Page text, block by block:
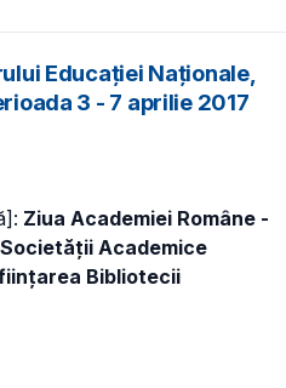
Educației Naționale,
3 - 7 aprilie 2017
Ziua Academiei Române -
Academice
Bibliotecii